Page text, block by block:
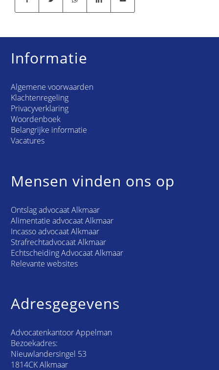
Informatie
Algemene voorwaarden
Klachtenregeling
Privacyverklaring
Woordenboek
Belangrijke informatie
Vacatures
Mensen vinden ons op
Ontslag advocaat Alkmaar
Alimentatie advocaat Alkmaar
Incasso advocaat Alkmaar
Strafrechtadvocaat Alkmaar
Echtscheiding Advocaat Alkmaar
Relevante websites
Adresgegevens
Advocatenkantoor Appelman
Bezoekadres:
Nieuwlandersingel 53
1814CK Alkmaar